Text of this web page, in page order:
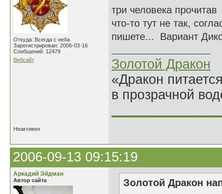
Откуда: Всегда с неба
Зарегистрирован: 2006-03-16
Сообщений: 12479
Вебсайт
три человека
что-то тут не так,
пишете... Вариант
Золотой Дракон
«Дракон
в прозрачной
Неактивен
2006-09-13 09:15:19
Аркадий Эйдман
Автор сайта
Золотой Дракон